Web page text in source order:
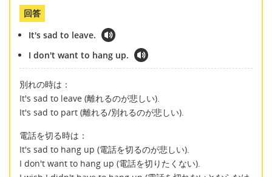
回答
It's sad to leave.
I don't want to hang up.
別れの時は：
It's sad to leave (離れるのが悲しい).
It's sad to part (離れる/別れるのが悲しい).
電話を切る時は：
It's sad to hang up (電話を切るのが悲しい).
I don't want to hang up (電話を切りたくない).